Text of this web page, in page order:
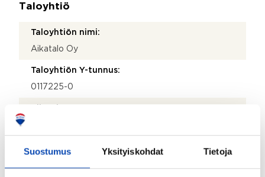
Suostumus Yksityiskohdat Tietoja
Taloyhtiö
Taloyhtiön nimi:
Aikatalo Oy
Taloyhtiön Y-tunnus:
0117225-0